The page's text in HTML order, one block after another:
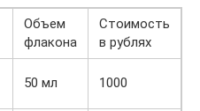
Объем
флакона
Стоимость
в рублях
50 мл 1000